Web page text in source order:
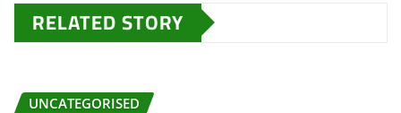
RELATED STORY
UNCATEGORISED